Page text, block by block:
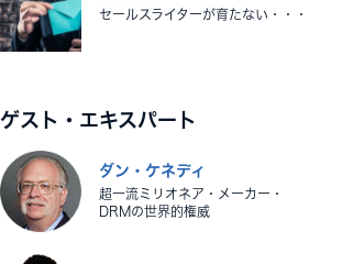
セールスライターが育たない・・・
ゲスト・エキスパート
ダン・ケネディ
超一流ミリオネア・メーカー・
DRMの世界的権威